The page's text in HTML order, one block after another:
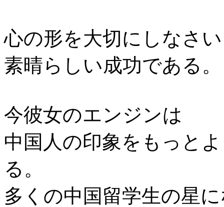
心の形を大切にしなさ
素晴らしい成功である。
今彼女のエンジンは
中国人の印象をもっと
る。
多くの中国留学生の星